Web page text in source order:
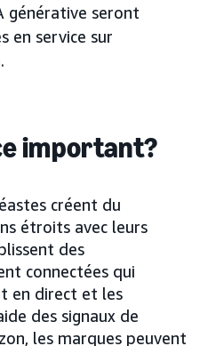
générative seront
en service sur
important?
créent du
étroits avec leurs
des
connectées qui
en direct et les
des signaux de
les marques peuvent